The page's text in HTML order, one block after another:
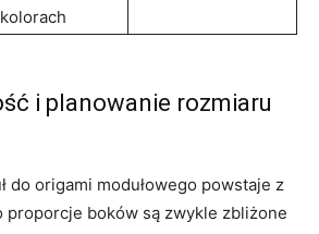
kolorach
i planowanie rozmiaru
do origami modułowego powstaje z
proporcje boków są zwykle zbliżone